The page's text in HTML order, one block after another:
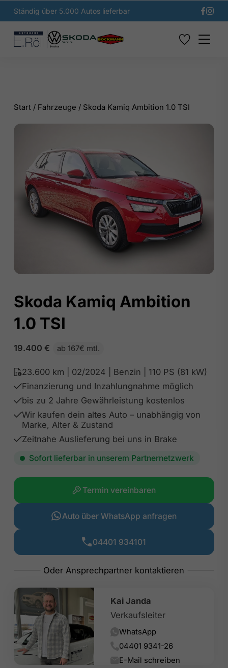
Ständig über 5.000 Autos lieferbar
Start/ Fahrzeuge / Skoda Kamiq Ambition 1.0 TSI
Skoda Kamiq Ambition
1.0 TSI
19.400 € ab 167€ mtl.
23.600 km | 02/2024 | Benzin | 110 PS (81 kW)
Finanzierung und Inzahlungnahme möglich
bis zu 2 Jahre Gewährleistung kostenlos
Wir kaufen dein altes Auto – unabhängig von
Marke, Alter & Zustand
Zeitnahe Auslieferung bei uns in Brake
Sofort lieferbar in unserem Partnernetzwerk
Termin vereinbaren
Auto über WhatsApp anfragen
04401 934101
Kai Janda
Verkaufsleiter
WhatsApp
04401 9341-26
E-Mail schreiben